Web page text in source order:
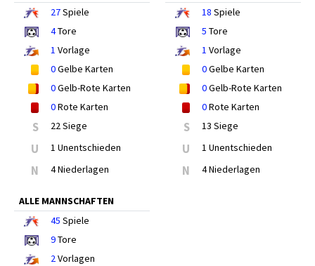
27Spiele
4Tore
1 Vorlage
0Gelbe Karten
0Gelb-Rote Karten
0Rote Karten
S 22 Siege
U 1 Unentschieden
N 4 Niederlagen
18 Spiele
5 Tore
1 Vorlage
0Gelbe Karten
0Gelb-Rote Karten
0Rote Karten
S 13 Siege
U 1 Unentschieden
N 4 Niederlagen
ALLE MANNSCHAFTEN
45 Spiele
9Tore
2Vorlagen